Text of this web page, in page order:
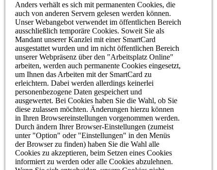
Anders verhält es sich mit permanenten Cookies, die
auch von anderen Servern gelesen werden können.
Unser Webangebot verwendet im öffentlichen Bereich
ausschließlich temporäre Cookies. Soweit Sie als
Mandant unserer Kanzlei mit einer SmartCard
ausgestattet wurden und im nicht öffentlichen Bereich
unserer Webpräsenz über den "Arbeitsplatz Online"
arbeiten, werden auch permanente Cookies eingesetzt,
um Ihnen das Arbeiten mit der SmartCard zu
erleichtern. Dabei werden allerdings keinerlei
personenbezogene Daten gespeichert und
ausgewertet. Bei Cookies haben Sie die Wahl, ob Sie
diese zulassen möchten. Änderungen hierzu können
in Ihren Browsereinstellungen vorgenommen werden.
Durch ändern Ihrer Browser-Einstellungen (zumeist
unter "Option" oder "Einstellungen" in den Menüs
der Browser zu finden) haben Sie die Wahl alle
Cookies zu akzeptieren, beim Setzen eines Cookies
informiert zu werden oder alle Cookies abzulehnen.